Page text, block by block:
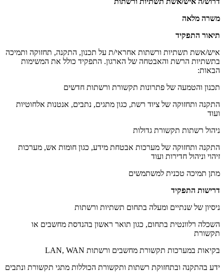
משרה מלאה
תיאור התפקיד
איש/אשת תשתיות ורשתות אחראי/ת על תכנון, התקנה, תחזוקה ותמיכה
בתשתיות הרשת והאבטחה של הארגון. התפקיד כולל את המשימות
הבאות:
תכנון והטמעה של פתרונות תקשורת ורשתות חדשים
התקנה ותחזוקה של ציוד רשת, כגון מתגים, נתבים, אנטנות אלחוטיות
ועוד
ניהול רשתות תקשורת גדולות
התקנה ותחזוקה של מערכות אבטחת מידע, כגון חומות אש, מערכות
זיהוי וניהול חדירות ועוד
מתן תמיכה טכנית למשתמשים
דרישות התפקיד
ניסיון של שנתיים ומעלה בתחום תשתיות ורשתות
השכלה רלוונטית בתחום, כגון תואר ראשון בהנדסת מחשבים או
תקשורת
בקיאות במערכות תקשורת מחשבים ורשתות LAN, WAN
ידע בהתקנה ובתחזוקת רשתות ותקשורת הכוללות מתגי תקשורת ונתבים